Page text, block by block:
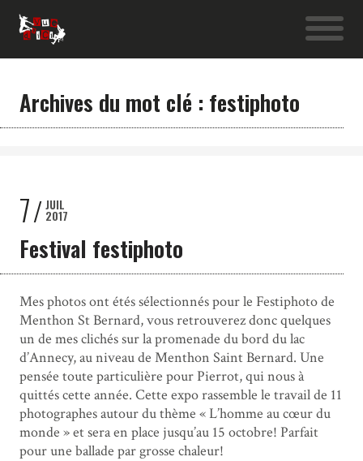
Archives du mot clé : festiphoto
7 JUIL
2017
Festival festiphoto
Mes photos ont étés sélectionnés pour le Festiphoto de
Menthon St Bernard, vous retrouverez donc quelques
un de mes clichés sur la promenade du bord du lac
d’Annecy, au niveau de Menthon Saint Bernard. Une
pensée toute particulière pour Pierrot, qui nous à
quittés cette année. Cette expo rassemble le travail de 11
photographes autour du thème « L’homme au cœur du
monde » et sera en place jusqu’au 15 octobre! Parfait
pour une ballade par grosse chaleur!